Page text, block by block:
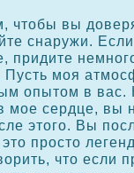
чтобы вы
снаружи.
придите
Пусть моя
опытом в вас.
мое сердце, вы
этого. Вы
прοсто
что если